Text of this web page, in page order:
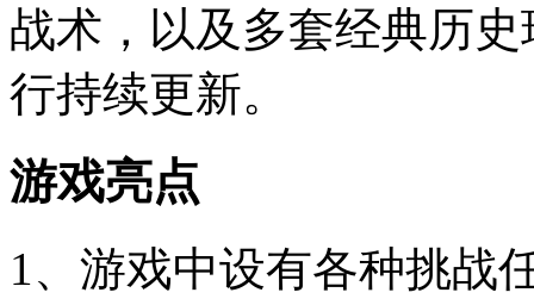
战术，以及多套经典历
行持续更新。
游戏亮点
1、游戏中设有各种挑战